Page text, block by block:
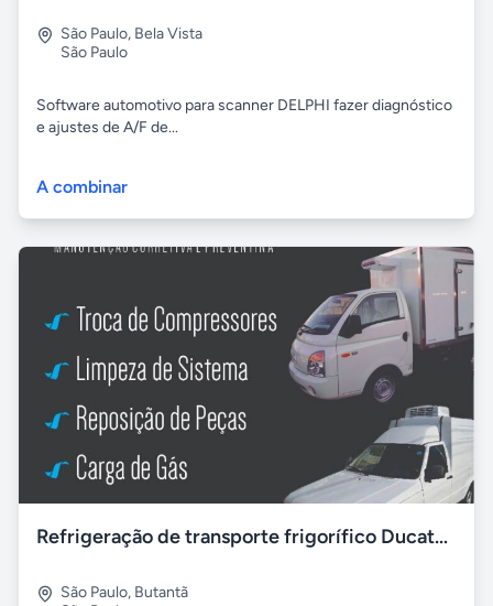
São Paulo, Bela Vista
São Paulo
Software automotivo para scanner DELPHI fazer diagnóstico
e ajustes de A/F de...
A combinar
Refrigeração de transporte frigorífico Ducato HR Fiorino
São Paulo, Butantã